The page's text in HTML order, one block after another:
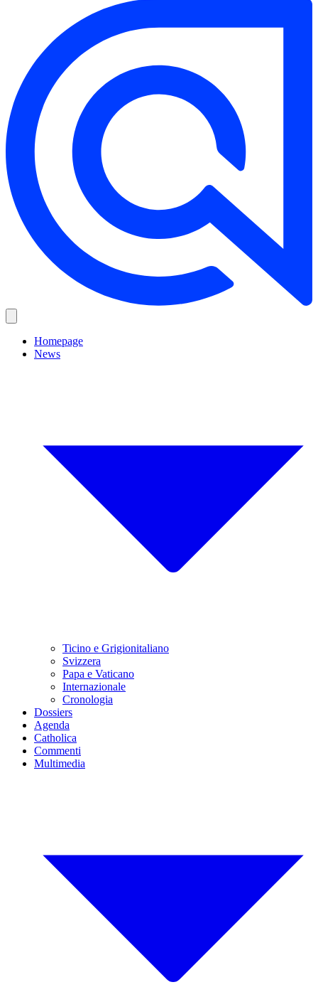
Homepage
News
Ticino e Grigionitaliano
Svizzera
Papa e Vaticano
Internazionale
Cronologia
Dossiers
Agenda
Catholica
Commenti
Multimedia